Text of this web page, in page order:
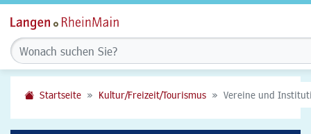
Startseite Kultur/Freizeit/Tourismus Vereine und